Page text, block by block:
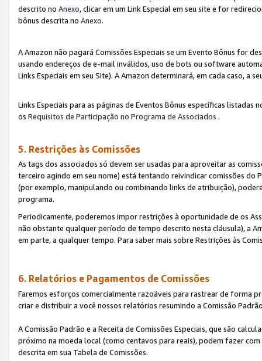
descrito no Anexo, clicar em um Link Especial em seu site e for
bônus descrita no Anexo.
A Amazon não pagará Comissões Especiais se um Evento Bônus for
usando endereços de e-mail inválidos, uso de bots ou software
Links Especiais em seu Site). A Amazon determinará, em cada caso, a
Links Especiais para as páginas de Eventos Bônus específicas listadas
os Requisitos de Participação no Programa de Associados .
5. Restrições às Comissões
As tags dos associados só devem ser usadas para aproveitar as
terceiro agindo em seu nome) está tentando reivindicar comissões
(por exemplo, manipulando ou combinando links de atribuição),
programa.
Periodicamente, poderemos impor restrições à oportunidade de os
não obstante qualquer período de tempo descrito nesta cláusula), a
em parte, a qualquer tempo. Para saber mais sobre Restrições às
6. Relatórios e Pagamentos de Comissões
Faremos esforços comercialmente razoáveis para rastrear de forma
criar e distribuir a você nossos relatórios resumindo a Comissão
A Comissão Padrão e a Receita de Comissões Especiais, que são
próximo na moeda local (como centavos para reais), podem fazer
descrita em sua Tabela de Comissões.